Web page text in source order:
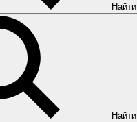
Найти
Найти